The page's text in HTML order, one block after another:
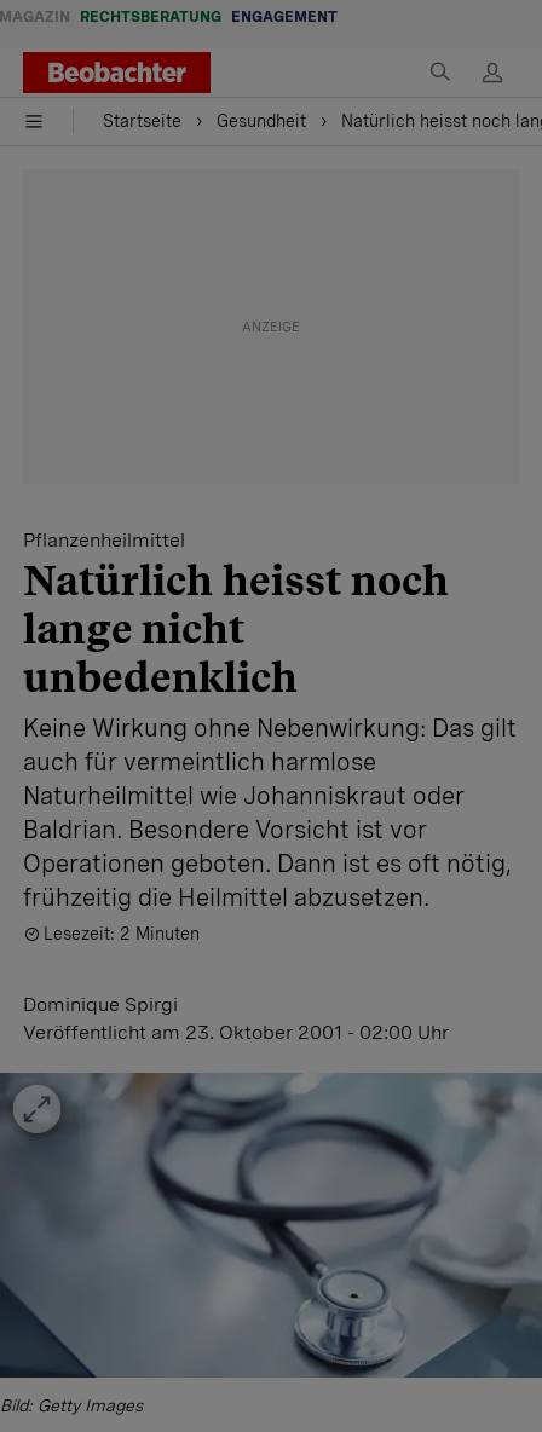
MAGAZIN RECHTSBERATUNG ENGAGEMENT
Startseite Gesundheit Natürlich heisst noch
Pflanzenheilmittel
Natürlich heisst noch
lange nicht
unbedenklich
Keine Wirkung ohne Nebenwirkung: Das gilt
auch für vermeintlich harmlose
Naturheilmittel wie Johanniskraut oder
Baldrian. Besondere Vorsicht ist vor
Operationen geboten. Dann ist es oft nötig,
frühzeitig die Heilmittel abzusetzen.
Lesezeit: 2 Minuten
Dominique Spirgi
Veröffentlicht am 23. Oktober 2001 - 02:00 Uhr
Bild: Getty Images